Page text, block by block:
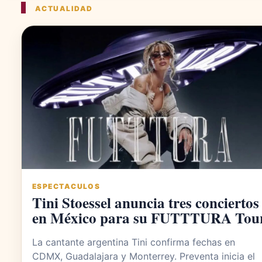
ACTUALIDAD
ESPECTACULOS
Tini Stoessel anuncia tres conciertos
en México para su FUTTTURA
La cantante argentina Tini confirma fechas en
CDMX, Guadalajara y Monterrey. Preventa inicia el